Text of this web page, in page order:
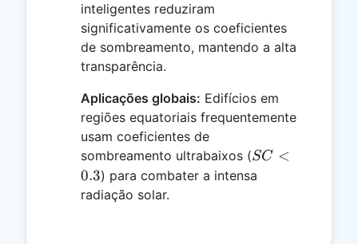
inteligentes reduziram
significativamente os coeficientes
de sombreamento, mantendo a alta
transparência.
Aplicações globais: Edifícios em
regiões equatoriais frequentemente
usam coeficientes de
sombreamento ultrabaixos (SC
<
SC <
0.3) para combater a intensa
radiação solar.